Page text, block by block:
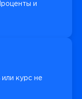
и
курс не